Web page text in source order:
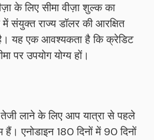
के लिए सीमा वीज़ा शुल्क का
संयुक्त राज्य डॉलर की आरक्षित
यह एक आवश्यकता है कि क्रेडिट
पर उपयोग योग्य हों।
लाने के लिए आप यात्रा से पहले
एनोडाइन 180 दिनों में 90 दिनों